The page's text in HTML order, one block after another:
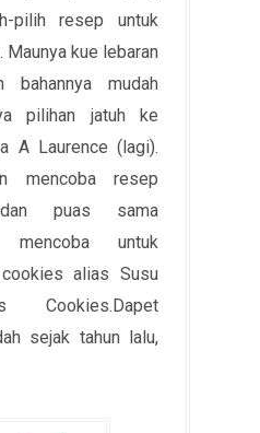
pilih resep untuk
Maunya kue lebaran
mudah
pilihan jatuh ke
A Laurence (lagi).
mencoba resep
puas sama
untuk
alias Susu
Cookies.Dapet
sejak tahun lalu,